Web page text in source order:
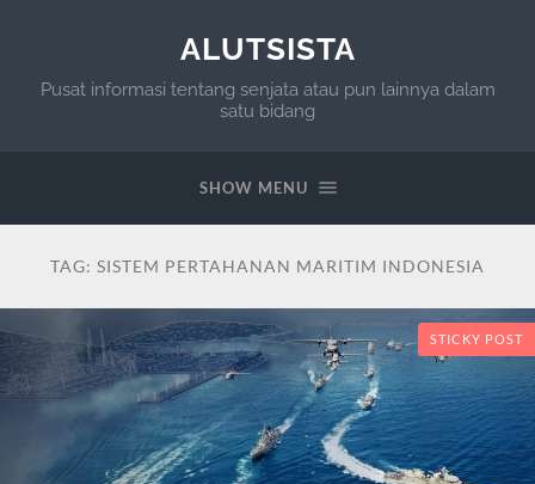
ALUTSISTA
Pusat informasi tentang senjata atau pun lainnya dalam
satu bidang
SHOW MENU
TAG: SISTEM PERTAHANAN MARITIM INDONESIA
STICKY POST